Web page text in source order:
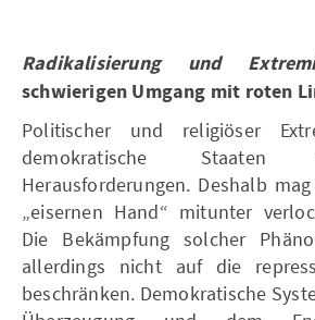
Radikalisierung und
schwierigen Umgang mit roten
Politischer und religiöser
demokratische
Herausforderungen. Deshalb
„eisernen Hand“ mitunter
Die Bekämpfung solcher
allerdings nicht auf die
beschränken. Demokratische